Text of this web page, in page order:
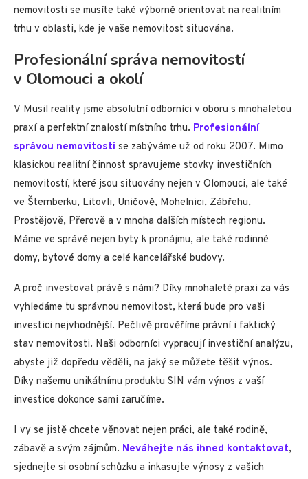
nemovitosti se musíte také výborně orientovat na realitním
trhu v oblasti, kde je vaše nemovitost situována.
Profesionální správa nemovitostí
v Olomouci a okolí
V Musil reality jsme absolutní odborníci v oboru s mnohaletou
praxí a perfektní znalostí místního trhu. Profesionální
správou nemovitostíse zabýváme už od roku 2007. Mimo
klasickou realitní činnost spravujeme stovky investičních
nemovitostí, které jsou situovány nejen v Olomouci, ale také
ve Šternberku, Litovli, Uničově, Mohelnici, Zábřehu,
Prostějově, Přerově a v mnoha dalších místech regionu.
Máme ve správě nejen byty k pronájmu, ale také rodinné
domy, bytové domy a celé kancelářské budovy.
A proč investovat právě s námi? Díky mnohaleté praxi za vás
vyhledáme tu správnou nemovitost, která bude pro vaši
investici nejvhodnější. Pečlivě prověříme právní i faktický
stav nemovitosti. Naši odborníci vypracují investiční analýzu,
abyste již dopředu věděli, na jaký se můžete těšit výnos.
Díky našemu unikátnímu produktu SIN vám výnos z vaší
investice dokonce sami zaručíme.
I vy se jistě chcete věnovat nejen práci, ale také rodině,
zábavě a svým zájmům. Neváhejte nás ihned kontaktovat,
sjednejte si osobní schůzku a inkasujte výnosy z vašich